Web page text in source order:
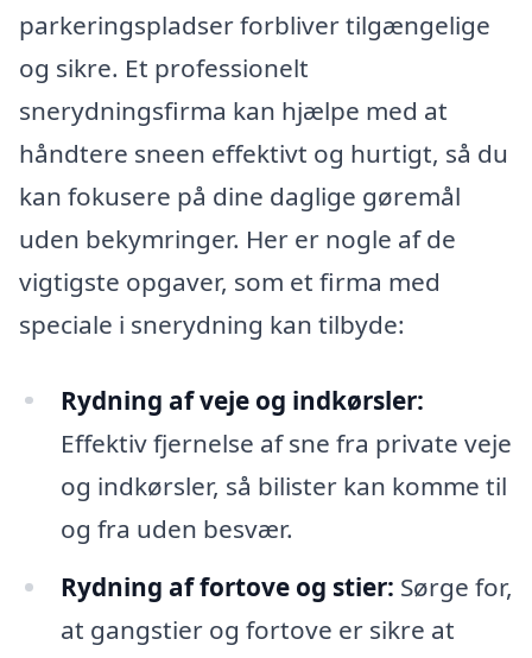
parkeringspladser forbliver tilgængelige
og sikre. Et professionelt
snerydningsfirma kan hjælpe med at
håndtere sneen effektivt og hurtigt, så du
kan fokusere på dine daglige gøremål
uden bekymringer. Her er nogle af de
vigtigste opgaver, som et firma med
speciale i snerydning kan tilbyde:
Rydning af veje og indkørsler:
Effektiv fjernelse af sne fra private veje
og indkørsler, så bilister kan komme til
og fra uden besvær.
Rydning af fortove og stier: Sørge for,
at gangstier og fortove er sikre at